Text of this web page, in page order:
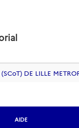
DE LILLE
AIDE